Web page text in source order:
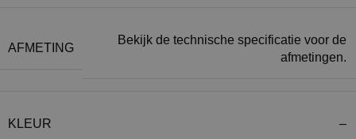
AFMETING
Bekijk de technische specificatie voor de
afmetingen.
KLEUR –